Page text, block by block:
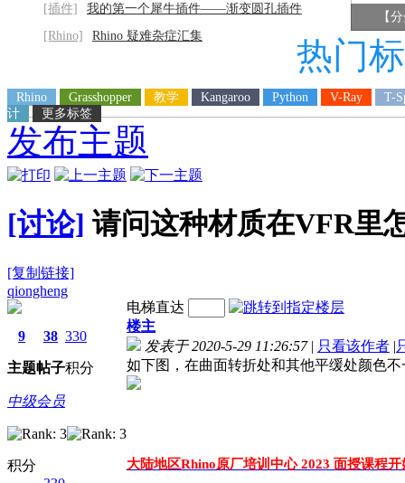
[插件]
我的第一个犀牛插件——渐变圆孔插件
[Rhino]
Rhino 疑难杂症汇集
【
热门
Rhino Grasshopper 教学 Kangaroo Python V-Ray
T-
计
更多标签
发布主题
[讨论] 请问这种材质在VFR里
[复制链接]
qiongheng
9
主题
38
帖子
330
积分
中级会员
积分
电梯直达
楼主
发表于 2020-5-29 11:26:57 | 只看该作者 |
如下图，在曲面转折处和其他平缓处颜色
大陆地区Rhino原厂培训中心 2023 面授课程开